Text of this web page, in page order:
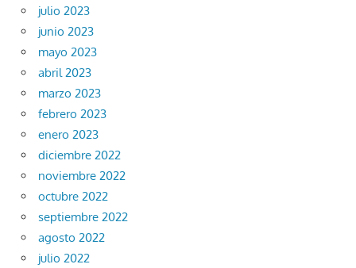
julio 2023
junio 2023
mayo 2023
abril 2023
marzo 2023
febrero 2023
enero 2023
diciembre 2022
noviembre 2022
octubre 2022
septiembre 2022
agosto 2022
julio 2022